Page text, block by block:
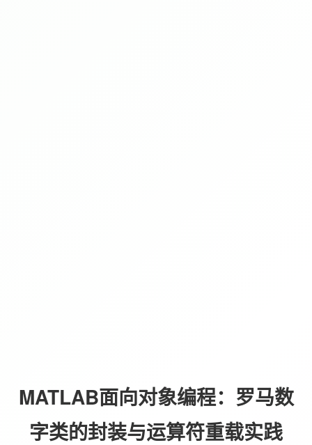
MATLAB面向对象编程：罗马数
字类的封装与运算符重载实践